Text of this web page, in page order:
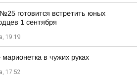
готовится встретить юных
1 сентября
19:19
в чужих руках
17:52